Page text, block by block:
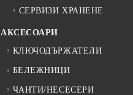
СЕРВИЗИ ХРАНЕНЕ
АКСЕСОАРИ
КЛЮЧОДЪРЖАТЕЛИ
БЕЛЕЖНИЦИ
ЧАНТИ/НЕСЕСЕРИ